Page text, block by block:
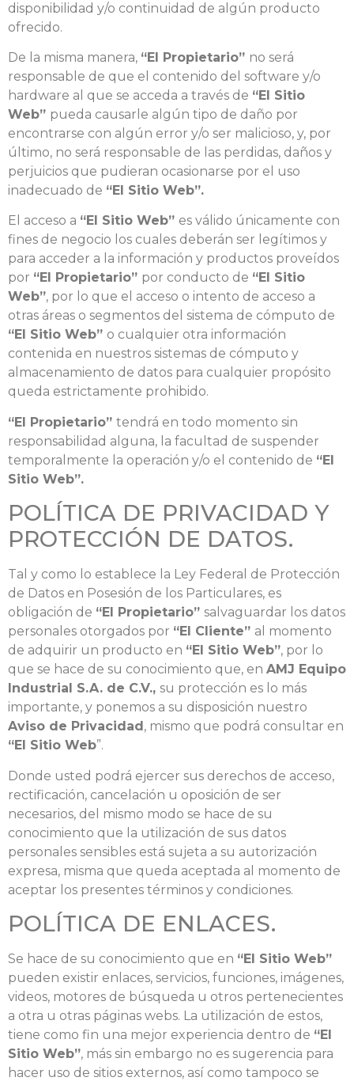
disponibilidad y/o continuidad de algún producto
ofrecido.
De la misma manera, “El Propietario” no será
responsable de que el contenido del software y/o
hardware al que se acceda a través de “El Sitio
Web” pueda causarle algún tipo de daño por
encontrarse con algún error y/o ser malicioso, y, por
último, no será responsable de las perdidas, daños y
perjuicios que pudieran ocasionarse por el uso
inadecuado de “El Sitio Web”.
El acceso a “El Sitio Web” es válido únicamente con
fines de negocio los cuales deberán ser legítimos y
para acceder a la información y productos proveídos
por “El Propietario” por conducto de “El Sitio
Web”, por lo que el acceso o intento de acceso a
otras áreas o segmentos del sistema de cómputo de
“El Sitio Web” o cualquier otra información
contenida en nuestros sistemas de cómputo y
almacenamiento de datos para cualquier propósito
queda estrictamente prohibido.
“El Propietario” tendrá en todo momento sin
responsabilidad alguna, la facultad de suspender
temporalmente la operación y/o el contenido de “El
Sitio Web”.
POLÍTICA DE PRIVACIDAD Y
PROTECCIÓN DE DATOS.
Tal y como lo establece la Ley Federal de Protección
de Datos en Posesión de los Particulares, es
obligación de “El Propietario” salvaguardar los datos
personales otorgados por “El Cliente” al momento
de adquirir un producto en “El Sitio Web”, por lo
que se hace de su conocimiento que, en AMJ Equipo
Industrial S.A. de C.V., su protección es lo más
importante, y ponemos a su disposición nuestro
Aviso de Privacidad , mismo que podrá consultar en
“El Sitio Web”.
Donde usted podrá ejercer sus derechos de acceso,
rectificación, cancelación u oposición de ser
necesarios, del mismo modo se hace de su
conocimiento que la utilización de sus datos
personales sensibles está sujeta a su autorización
expresa, misma que queda aceptada al momento de
aceptar los presentes términos y condiciones.
POLÍTICA DE ENLACES.
Se hace de su conocimiento que en “El Sitio Web”
pueden existir enlaces, servicios, funciones, imágenes,
videos, motores de búsqueda u otros pertenecientes
a otra u otras páginas webs. La utilización de estos,
tiene como fin una mejor experiencia dentro de “El
Sitio Web”, más sin embargo no es sugerencia para
hacer uso de sitios externos, así como tampoco se